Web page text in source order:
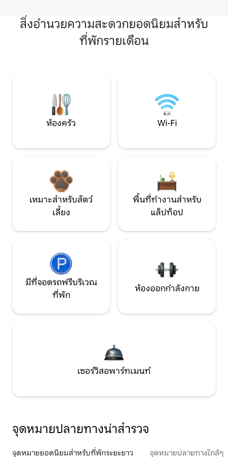
สิ่งอำนวยความสะดวกยอดนิยมสำหรับ
ที่พักรายเดือน
ห้องครัว Wi-Fi
เหมาะสำหรับสัตว์
เลี้ยง
พื้นที่ทำงานสำหรับ
แล็ปท็อป
มีที่จอดรถฟรีบริเวณ
ที่พัก
ห้องออกกำลังกาย
เซอร์วิสอพาร์ทเมนท์
จุดหมายปลายทางน่าสำรวจ
จุดหมายยอดนิยมสำหรับที่พักระยะยาว จุดหมายปลายทางใกล้ๆ